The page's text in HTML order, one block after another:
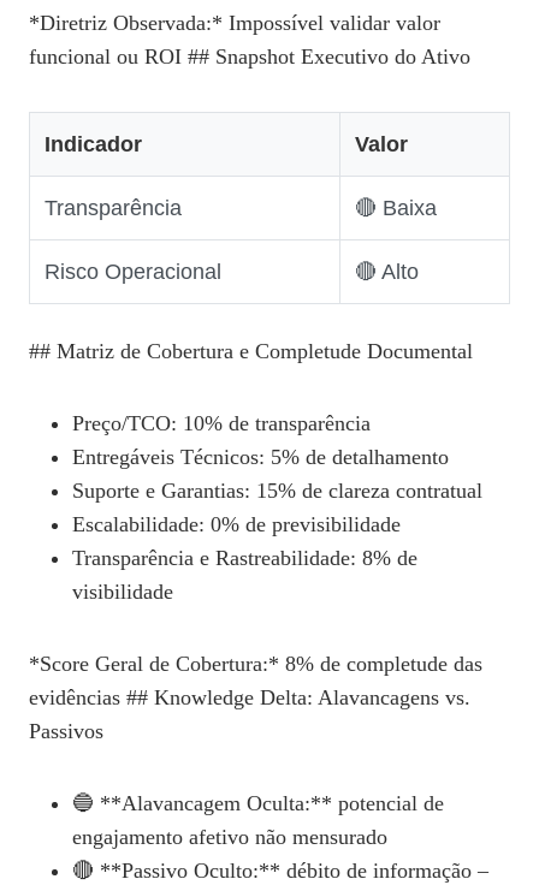
*Diretriz Observada:* Impossível validar valor
funcional ou ROI ## Snapshot Executivo do Ativo
Indicador Valor
Transparência 🔴 Baixa
Risco Operacional 🔴 Alto
## Matriz de Cobertura e Completude Documental
Preço/TCO: 10% de transparência
Entregáveis Técnicos: 5% de detalhamento
Suporte e Garantias: 15% de clareza contratual
Escalabilidade: 0% de previsibilidade
Transparência e Rastreabilidade: 8% de
visibilidade
*Score Geral de Cobertura:* 8% de completude das
evidências ## Knowledge Delta: Alavancagens vs.
Passivos
🔵 **Alavancagem Oculta:** potencial de
engajamento afetivo não mensurado
🔴 **Passivo Oculto:** débito de informação –